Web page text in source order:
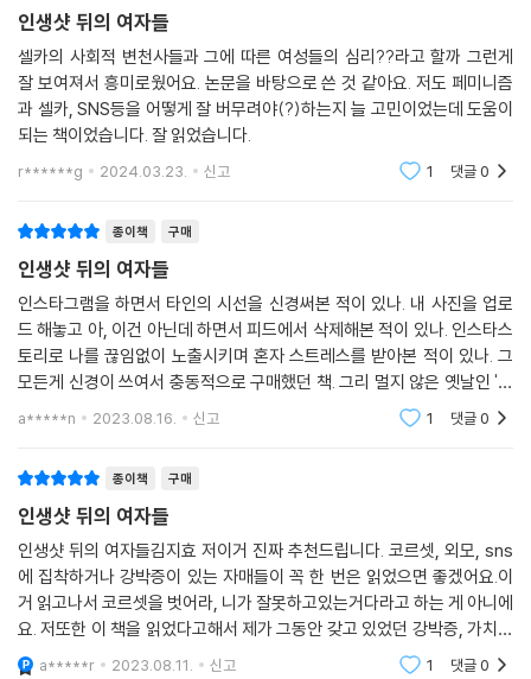
목한다.
실제로 인터뷰이들은 인생샷과 인스타그램을 대하는 저마다의 태도를 지
녔다. 팔로워를 아름다움의 지표로 여기며 남성 팔로워 숫자가 얼마인지를
중시하는 ‘회지’가 있다면, 자신이 남자친구에게 사랑을 듬뿍 받을 만한 여
성임을 드러내고 싶은 마음을 담아 럽스타그램을 하는 ‘윤희’도 있다. 또한
쪽)으로 보이고 싶어 그에 걸맞은 셀카를 찍어 올리는 영기도 있다. 그러나
여기에서 한 가지 공통점도 찾을 수 있다. 바로 이들 모두 ‘관객’을 상정한
다는 점이다. 다시 말해 인생샷과 인스타그램은 그들 옆에 누가 있고 그중
어떤 타인을 의식하는지 묻는 “당신은 누구와 어떤 관계를 맺고 있는
가?”에 대한 일종의 응답이기도 하다. 현재 자신이 소속된 집단이나 가족
과 맺는 관계가 어떠한지에 따라 저만의 가치를 정립하기도 하며, 더 나아
가 디지털 기술과 함께 ‘온라인 속 나’와 ‘오프라인 속 나’ 사이의 간극을 경
험하는 가운데 어떤 내가 되어야 하는가에 대한 존재론적 질문을 거듭 던
모순과 간극을 인정하고, 갈팡질팡하며
디지털 페미니즘 시대를 살아가는 다양한 방식들
나선형을 그리며 논의가 확장되는 이 책은 4부에 가까워질수록 저자 자신
이 쉽게 해결하지 못했던 모순을 마주하며 인터뷰이들에게 가장 묻고 싶었
던 질문으로 향한다. 바로 동일한 공간에서 존재하는 인생샷 문화와 디지
인생샷 뒤의 여자들
셀카의 사회적 변천사들과 그에 따른 여성들의 심리??라고 할까 그런게
잘 보여져서 흥미로웠어요. 논문을 바탕으로 쓴 것 같아요. 저도 페미니즘
과 셀카, SNS등을 어떻게 잘 버무려야(?)하는지 늘 고민이었는데 도움이
되는 책이었습니다. 잘 읽었습니다.
r******g 2024.03.23. 신고 1 댓글0
종이책 구매
인생샷 뒤의 여자들
인스타그램을 하면서 타인의 시선을 신경써본 적이 있나. 내 사진을 업로
드 해놓고 아, 이건 아닌데 하면서 피드에서 삭제해본 적이 있나. 인스타스
토리로 나를 끊임없이 노출시키며 혼자 스트레스를 받아본 적이 있나. 그
모든게 신경이 쓰여서 충동적으로 구매했던 책. 그리 멀지 않은 옛날인 '얼
짱'카페 시절부터 지금까지 이어지는 이야기들을 차분하게 담아두었고 페
a*****n 2023.08.16. 신고 1 댓글0
종이책 구매
인생샷 뒤의 여자들
인생샷 뒤의 여자들김지효 저이거 진짜 추천드립니다. 코르셋, 외모, sns
에 집착하거나 강박증이 있는 자매들이 꼭 한 번은 읽었으면 좋겠어요.이
거 읽고나서 코르셋을 벗어라, 니가 잘못하고있는거다라고 하는 게 아니에
요. 저또한 이 책을 읽었다고해서 제가 그동안 갖고 있었던 강박증, 가치관
이 180도 변할수는없겠지만 코르셋이 코르셋이라는 걸 인지하고 있는 것
a*****r 2023.08.11. 신고 1 댓글0